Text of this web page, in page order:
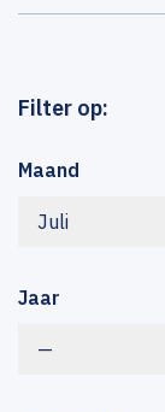
Filter op:
Maand
Juli
Jaar
—